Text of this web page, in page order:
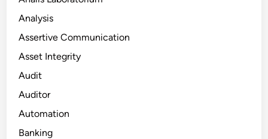
Analysis
Assertive Communication
Asset Integrity
Audit
Auditor
Automation
Banking